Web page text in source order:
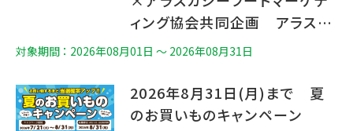
ィング協会共同企画 アラスカ
シーフードフェア
対象期間 ： 2026年08月01日 〜 2026年08月31日
2026年8月31日(月)まで 夏
のお買いものキャンペーン